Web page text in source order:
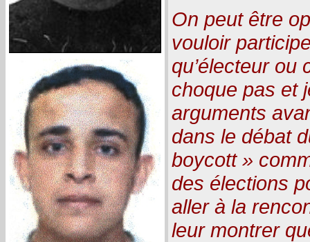
On peut être
vouloir
qu’électeur ou
choque pas et
arguments
dans le débat
boycott »
des élections
aller à la
leur montrer